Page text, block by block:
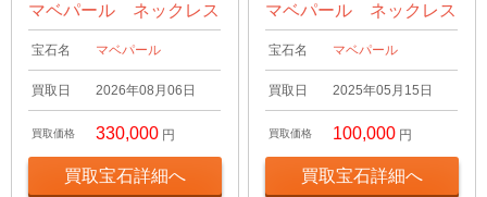
マベパール ネックレス
宝石名 マベパール
買取日 2026年08月06日
買取価格 330,000 円
買取宝石詳細へ
マベパール ネックレス
宝石名 マベパール
買取日 2025年05月15日
買取価格 100,000 円
買取宝石詳細へ